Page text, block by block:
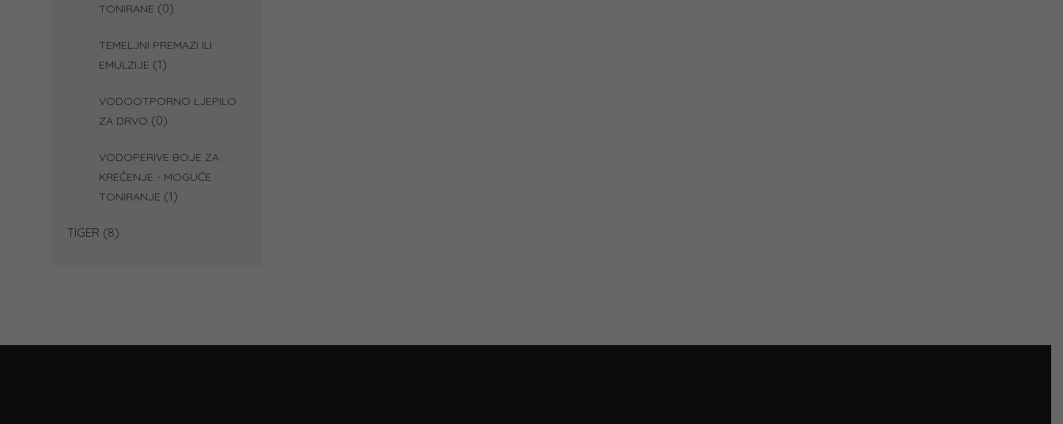
TONIRANE (0)
TEMELJNI PREMAZI ILI
EMULZIJE (1)
VODOOTPORNO LJEPILO
ZA DRVO (0)
VODOPERIVE BOJE ZA
KREČENJE - MOGUĆE
TONIRANJE (1)
TIGER (8)